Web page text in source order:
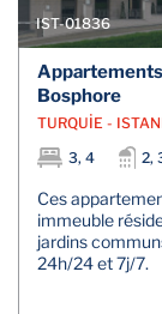
IST-01836
Appartements
Bosphore
TURQUİE -
3, 4
2,
Ces
immeuble
jardins
24h/24 et 7j/7.